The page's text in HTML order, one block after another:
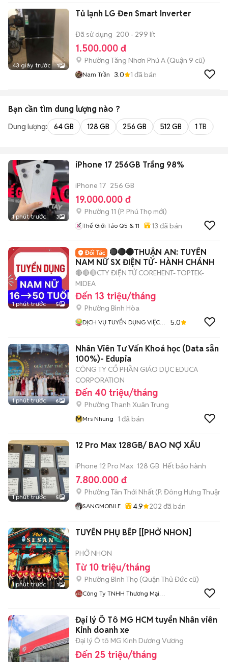
43 giây trước 1
Tủ lạnh LG Đen Smart Inverter
Đã sử dụng 200 - 299 lít
1.500.000 đ
Phường Tăng Nhơn Phú A (Quận 9 cũ)
Nam Trần 3.0 1 đã bán
Bạn cần tìm dung lượng nào ?
Dung lượng: 64 GB 128 GB 256 GB 512 GB 1 TB
1 phút trước 3
iPhone 17 256GB Trắng 98%
iPhone 17 256 GB
19.000.000 đ
Phường 11 (P. Phú Thọ mới)
Thế Giới Táo Q5 & 11 13 đã bán
1 phút trước 5
🔴🔴🔴THUẬN AN: TUYỂN
NAM NỮ SX ĐIỆN TỬ- HÀNH CHÁNH
🔴🔴🔴CTY ĐIỆN TỬ COREHENT- TOPTEK-
MIDEA
Đến 13 triệu/tháng
Phường Bình Hòa
DỊCH VỤ TUYỂN DỤNG VIỆC
5.0
1 phút trước 6
Nhân Viên Tư Vấn Khoá học (Data sẵn
100%)- Edupia
CÔNG TY CỔ PHẦN GIÁO DỤC EDUCA
CORPORATION
Đến 40 triệu/tháng
Phường Thanh Xuân Trung
MMrs Nhung 1 đã bán
1 phút trước 5
12 Pro Max 128GB/ BAO NỢ XẤU
iPhone 12 Pro Max 128 GB Hết bảo hành
7.800.000 đ
Phường Tân Thới Nhất (P. Đông Hưng Thuận
SANGMOBILE 4.9 202 đã bán
1 phút trước 1
TUYỂN PHỤ BẾP [[PHỞ NHON]
PHỞ NHON
Từ 10 triệu/tháng
Phường Bình Thọ (Quận Thủ Đức cũ)
Công Ty TNHH Thương Mại
Đại lý Ô Tô MG HCM tuyển Nhân viên
Kinh doanh xe
Đại lý Ô tô MG Kinh Dương Vương
Đến 25 triệu/tháng